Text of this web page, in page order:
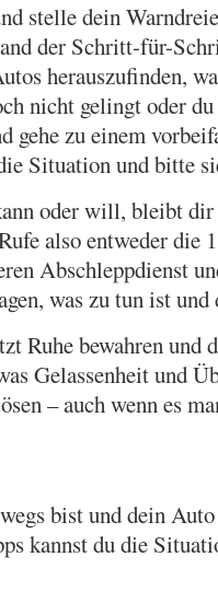
stelle dein
der Schritt-für-
herauszufinden,
nicht gelingt oder
gehe zu einem
Situation und bitte
oder will, bleibt
also entweder die
Abschleppdienst
was zu tun ist
Ruhe bewahren und
Gelassenheit und
– auch wenn es
bist und dein
kannst du die